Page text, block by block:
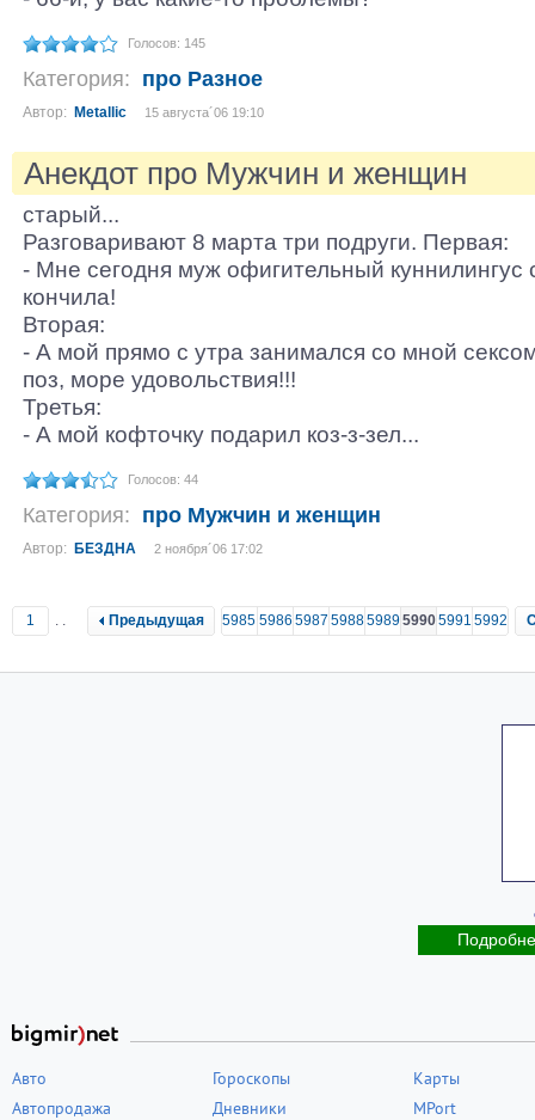
Голосов: 145
Категория: про Разное
Автор: Metallic 15 августа´06 19:10
Анекдот про Мужчин и женщин
старый...
Разговаривают 8 марта три подруги. Первая:
- Мне сегодня муж офигительный куннилингус
кончила!
Вторая:
- А мой прямо с утра занимался со мной
поз, море удовольствия!!!
Третья:
- А мой кофточку подарил коз-з-зел...
Голосов: 44
Категория: про Мужчин и женщин
Автор: БЕЗДНА 2 ноября´06 17:02
1 .. Предыдущая 5985 5986 5987 5988598959905991 5992
Авто
Автопродажа
Гороскопы
Дневники
Карты
MPort